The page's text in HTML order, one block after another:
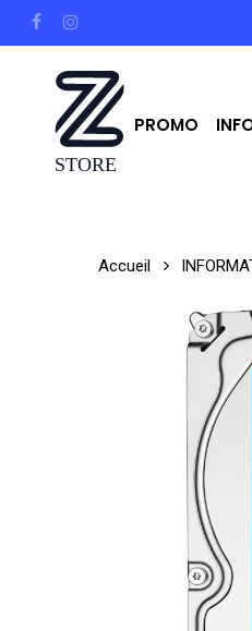
to
facebookinstagram
PROMO
Accueil